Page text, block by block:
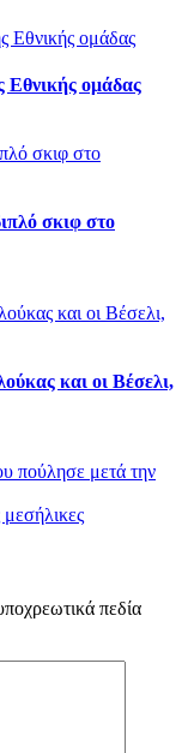
ομάδας
σκιφ στο
και οι Βέσελι,
πούλησε μετά την
πεδία